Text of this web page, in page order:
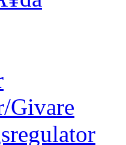
Givare